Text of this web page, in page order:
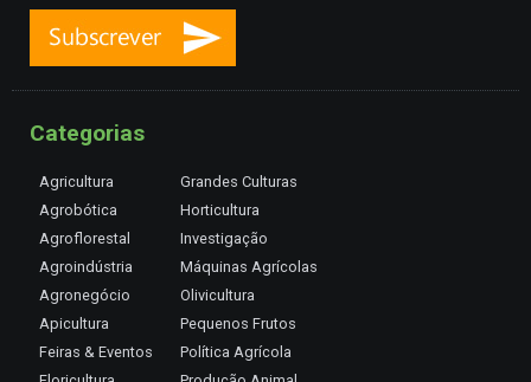
Categorias
Agricultura
Agrobótica
Agroflorestal
Agroindústria
Agronegócio
Apicultura
Feiras & Eventos
Grandes Culturas
Horticultura
Investigação
Máquinas Agrícolas
Olivicultura
Pequenos Frutos
Política Agrícola